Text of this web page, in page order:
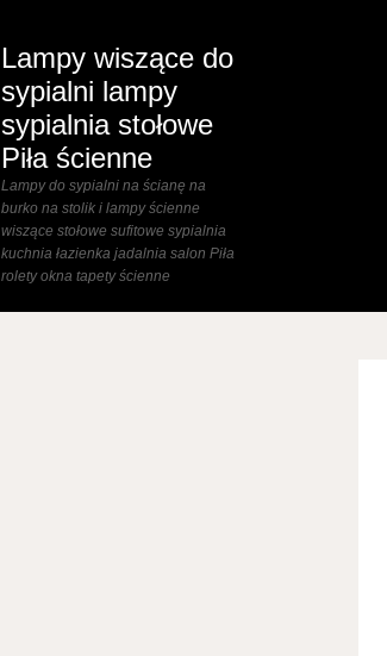
Lampy wiszące do
sypialni lampy
sypialnia stołowe
Piła ścienne
Lampy do sypialni na ścianę na
burko na stolik i lampy ścienne
wiszące stołowe sufitowe sypialnia
kuchnia łazienka jadalnia salon Piła
rolety okna tapety ścienne